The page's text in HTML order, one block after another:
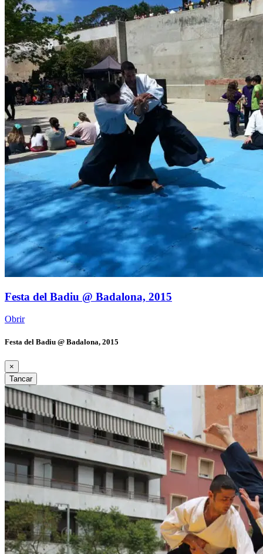
Festa del Badiu @ Badalona, 2015
Obrir
Festa del Badiu @ Badalona, 2015
×
Tancar